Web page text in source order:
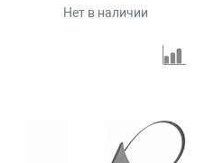
Нет в наличии